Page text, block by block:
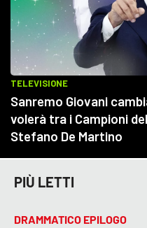
PIÙ LETTI
DRAMMATICO EPILOGO